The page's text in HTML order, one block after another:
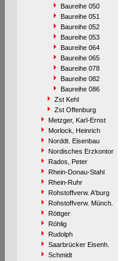
Baureihe 050
Baureihe 051
Baureihe 052
Baureihe 053
Baureihe 064
Baureihe 065
Baureihe 078
Baureihe 082
Baureihe 086
Zst Kehl
Zst Offenburg
Metzger, Karl-Ernst
Morlock, Heinrich
Norddt. Eisenbau
Nordisches Erzkontor
Rados, Peter
Rhein-Donau-Stahl
Rhein-Ruhr
Rohstoffverw. A'burg
Rohstoffverw. Münch.
Röttger
Röhlig
Rudolph
Saarbrücker Eisenh.
Schmidt